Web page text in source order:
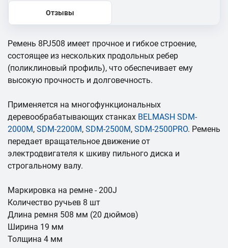
Отзывы
Ремень 8PJ508 имеет прочное и гибкое строение,
состоящее из нескольких продольных ребер
(поликлиновый профиль), что обеспечивает ему
высокую прочность и долговечность.
Применяется на многофункциональных
деревообрабатывающих станках BELMASH SDM-
2000M, SDM-2200M, SDM-2500M, SDM-2500PRO. Ремень
передает вращательное движение от
электродвигателя к шкиву пильного диска и
строгальному валу.
Маркировка на ремне - 200J
Количество ручьев 8 шт
Длина ремня 508 мм (20 дюймов)
Ширина 19 мм
Толщина 4 мм